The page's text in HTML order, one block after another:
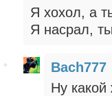
Я хохол, а
Я насрал,
Bach777
Ну